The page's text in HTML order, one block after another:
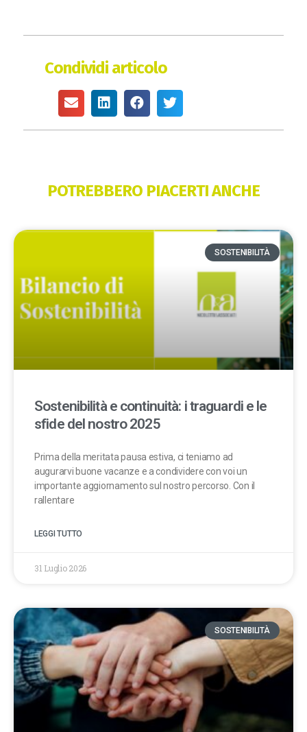
Condividi articolo
POTREBBERO PIACERTI ANCHE
SOSTENIBILITÀ
Sostenibilità e continuità: i traguardi e le
sfide del nostro 2025
Prima della meritata pausa estiva, ci teniamo ad
augurarvi buone vacanze e a condividere con voi un
importante aggiornamento sul nostro percorso. Con il
rallentare
LEGGI TUTTO
31 Luglio 2026
SOSTENIBILITÀ